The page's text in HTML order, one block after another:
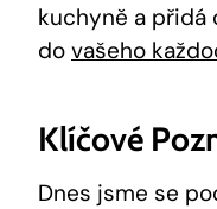
kuchyně a přidá
do vašeho
Klíčové
Dnes jsme se